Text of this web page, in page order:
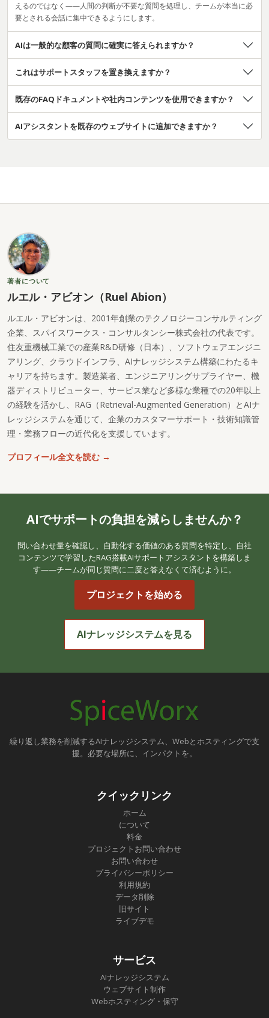
えるのではなく——人間の判断が不要な質問を処理し、チームが本当に必
要とされる会話に集中できるようにします。
AIは一般的な顧客の質問に確実に答えられますか？
これはサポートスタッフを置き換えますか？
既存のFAQドキュメントや社内コンテンツを使用できますか？
AIアシスタントを既存のウェブサイトに追加できますか？
著者について
ルエル・アビオン（Ruel Abion）
ルエル・アビオンは、2001年創業のテクノロジーコンサルティング
企業、スパイスワークス・コンサルタンシー株式会社の代表です。
住友重機械工業での産業R&D研修（日本）、ソフトウェアエンジニ
アリング、クラウドインフラ、AIナレッジシステム構築にわたるキ
ャリアを持ちます。製造業者、エンジニアリングサプライヤー、機
器ディストリビューター、サービス業など多様な業種での20年以上
の経験を活かし、RAG（Retrieval-Augmented Generation）とAIナ
レッジシステムを通じて、企業のカスタマーサポート・技術知識管
理・業務フローの近代化を支援しています。
プロフィール全文を読む →
AIでサポートの負担を減らしませんか？
問い合わせ量を確認し、自動化する価値のある質問を特定し、自社
コンテンツで学習したRAG搭載AIサポートアシスタントを構築しま
す——チームが同じ質問に二度と答えなくて済むように。
プロジェクトを始める
AIナレッジシステムを見る
繰り返し業務を削減するAIナレッジシステム、Webとホスティングで支
援。必要な場所に、インパクトを。
クイックリンク
ホーム
について
料金
プロジェクトお問い合わせ
お問い合わせ
プライバシーポリシー
利用規約
データ削除
旧サイト
ライブデモ
サービス
AIナレッジシステム
ウェブサイト制作
Webホスティング・保守